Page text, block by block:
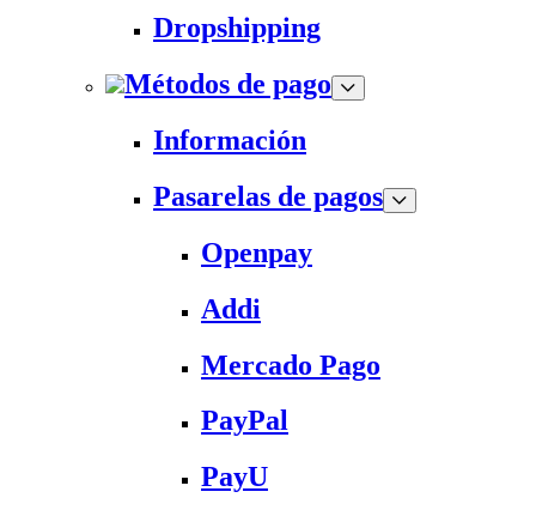
Dropshipping
Métodos de pago
Información
Pasarelas de pagos
Openpay
Addi
Mercado Pago
PayPal
PayU